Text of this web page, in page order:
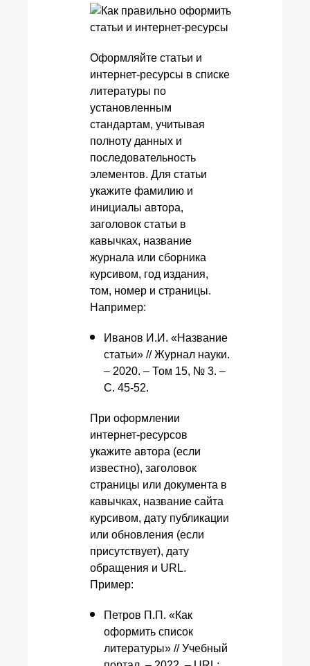
Оформляйте статьи и
интернет-ресурсы в списке
литературы по
установленным
стандартам, учитывая
полноту данных и
последовательность
элементов. Для статьи
укажите фамилию и
инициалы автора,
заголовок статьи в
кавычках, название
журнала или сборника
курсивом, год издания,
том, номер и страницы.
Например:
Иванов И.И. «Название
статьи» // Журнал науки.
– 2020. – Том 15, № 3. –
С. 45-52.
При оформлении
интернет-ресурсов
укажите автора (если
известно), заголовок
страницы или документа в
кавычках, название сайта
курсивом, дату публикации
или обновления (если
присутствует), дату
обращения и URL.
Пример:
Петров П.П. «Как
оформить список
литературы» // Учебный